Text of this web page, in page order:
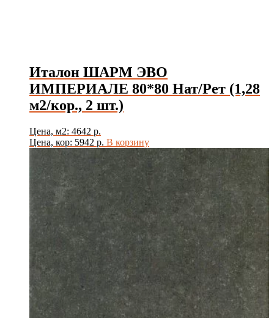
Италон ШАРМ ЭВО
ИМПЕРИАЛЕ 80*80 Нат/Рет (1,28
м2/кор., 2 шт.)
Цена, м2: 4642 р.
Цена, кор: 5942 р. В корзину